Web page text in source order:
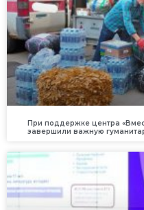
При поддержке центра
завершили важную